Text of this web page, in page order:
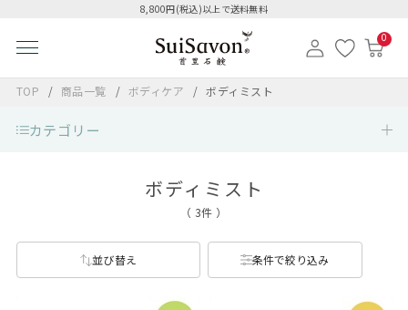
8,800円(税込)以上で送料無料
0
TOP 商品一覧 ボディケア ボディミスト
カテゴリー
ボディミスト
（ 3件 ）
並び替え 条件で絞り込み